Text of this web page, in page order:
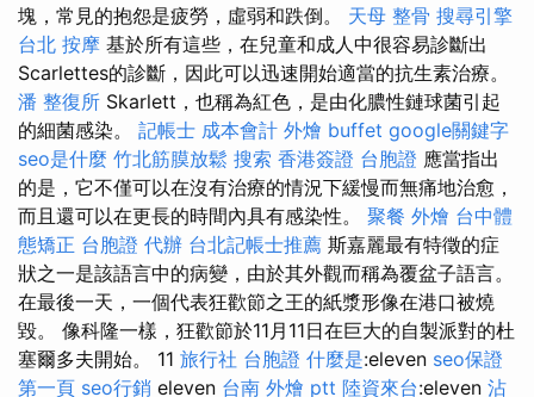
塊，常見的抱怨是疲勞，虛弱和跌倒。 天母 整骨 搜尋引擎
台北 按摩 基於所有這些，在兒童和成人中很容易診斷出
Scarlettes的診斷，因此可以迅速開始適當的抗生素治療。
潘 整復所 Skarlett，也稱為紅色，是由化膿性鏈球菌引起
的細菌感染。 記帳士 成本會計 外燴 buffet google關鍵字
seo是什麼 竹北筋膜放鬆 搜索 香港簽證 台胞證 應當指出
的是，它不僅可以在沒有治療的情況下緩慢而無痛地治愈，
而且還可以在更長的時間內具有感染性。 聚餐 外燴 台中體
態矯正 台胞證 代辦 台北記帳士推薦 斯嘉麗最有特徵的症
狀之一是該語言中的病變，由於其外觀而稱為覆盆子語言。
在最後一天，一個代表狂歡節之王的紙漿形像在港口被燒
毀。 像科隆一樣，狂歡節於11月11日在巨大的自製派對的杜
塞爾多夫開始。 11 旅行社 台胞證 什麼是:eleven seo保證
第一頁 seo行銷 eleven 台南 外燴 ptt 陸資來台:eleven 沾